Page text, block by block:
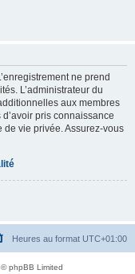
ne prend
L’administrateur du
aux membres
pris connaissance
de vie privée. Assurez-vous
Heures au format UTC+01:00
phpBB Limited